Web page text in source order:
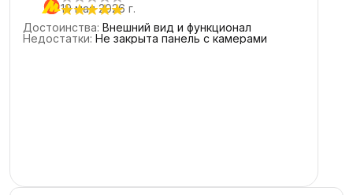
звезды
2 звезды
19 мая 2026 г.
Достоинства: Внешний вид и функционал
Недостатки: Не закрыта панель с камерами